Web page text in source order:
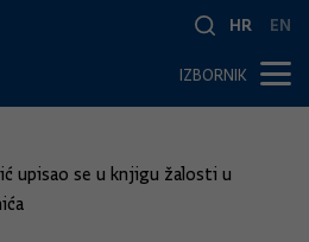
HR EN
IZBORNIK
upisao se u knjigu žalosti u